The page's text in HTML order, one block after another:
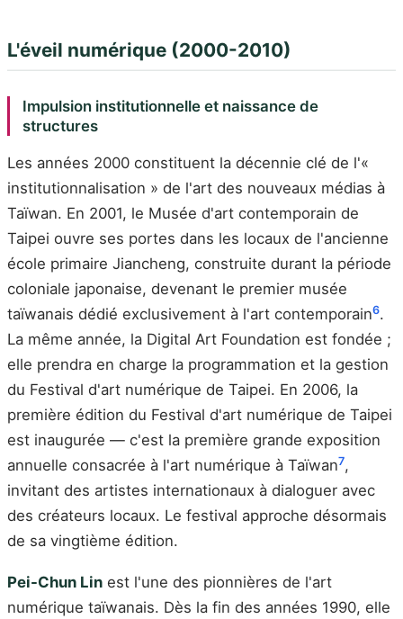
L'éveil numérique (2000-2010)
Impulsion institutionnelle et naissance de
structures
Les années 2000 constituent la décennie clé de l'«
institutionnalisation » de l'art des nouveaux médias à
Taïwan. En 2001, le Musée d'art contemporain de
Taipei ouvre ses portes dans les locaux de l'ancienne
école primaire Jiancheng, construite durant la période
coloniale japonaise, devenant le premier musée
taïwanais dédié exclusivement à l'art contemporain6.
La même année, la Digital Art Foundation est fondée ;
elle prendra en charge la programmation et la gestion
du Festival d'art numérique de Taipei. En 2006, la
première édition du Festival d'art numérique de Taipei
est inaugurée — c'est la première grande exposition
annuelle consacrée à l'art numérique à Taïwan7,
invitant des artistes internationaux à dialoguer avec
des créateurs locaux. Le festival approche désormais
de sa vingtième édition.
Pei-Chun Lin est l'une des pionnières de l'art
numérique taïwanais. Dès la fin des années 1990, elle